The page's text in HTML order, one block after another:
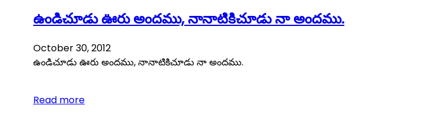
ఉండిచూడు ఊరు అందము, నానాటికిచూడు నా అందము.
October 30, 2012
ఉండిచూడు ఊరు అందము, నానాటికిచూడు నా అందము.
Read more